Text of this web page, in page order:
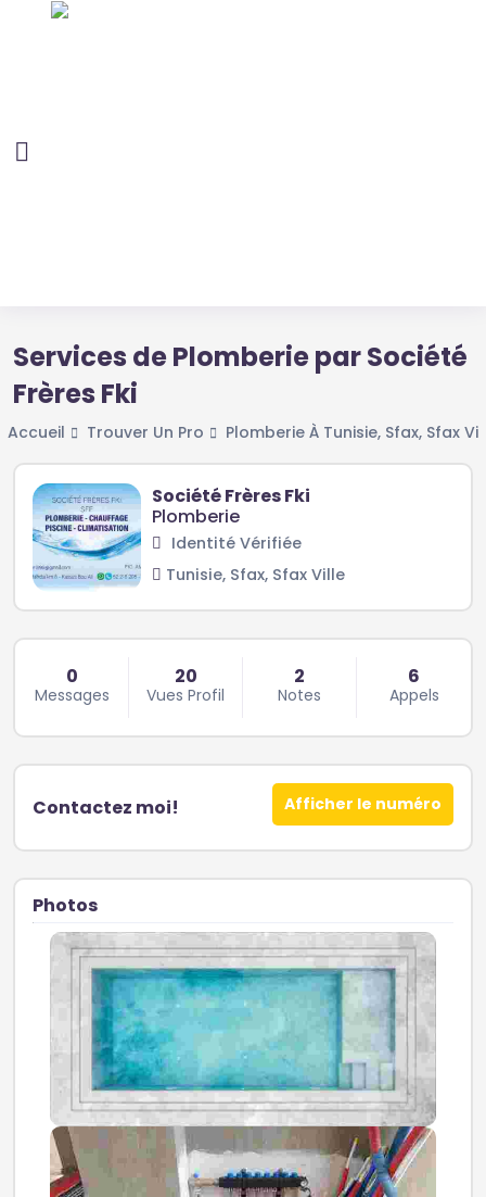
Services de Plomberie par Société
Frères Fki
Accueil Trouver Un Pro Plomberie À Tunisie, Sfax, Sfax
Société Frères Fki
Plomberie
Identité Vérifiée
Tunisie, Sfax, Sfax Ville
0
Messages
20
Vues Profil
2
Notes
6
Appels
Contactez moi! Afficher le numéro
Photos